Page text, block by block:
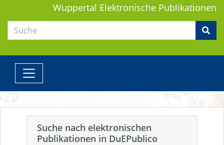
Wuppertal Elektronische Publikationen
Suche nach elektronischen
Publikationen in DuEPublico